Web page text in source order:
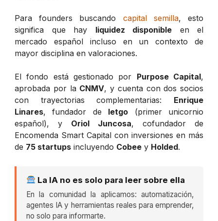
Para founders buscando capital semilla, esto
significa que hay liquidez disponible en el
mercado español incluso en un contexto de
mayor disciplina en valoraciones.
El fondo está gestionado por Purpose Capital,
aprobada por la CNMV, y cuenta con dos socios
con trayectorias complementarias: Enrique
Linares, fundador de letgo (primer unicornio
español), y Oriol Juncosa, cofundador de
Encomenda Smart Capital con inversiones en más
de 75 startups incluyendo Cobee y Holded.
La IA no es solo para leer sobre ella
En la comunidad la aplicamos: automatización,
agentes IA y herramientas reales para emprender,
no solo para informarte.